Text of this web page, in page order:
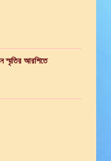
স্মৃতির আরশিতে